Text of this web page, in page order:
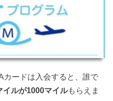
カードは入会すると、誰で
イルが1000マイルもらえま